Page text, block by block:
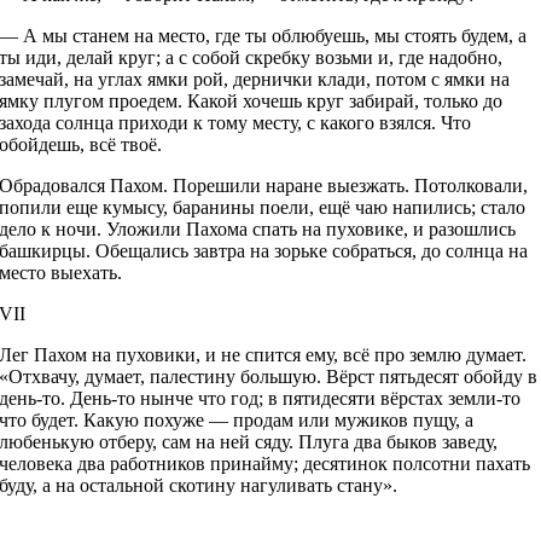
— А мы станем на место, где ты облюбуешь, мы стоять будем, а
ты иди, делай круг; а с собой скребку возьми и, где надобно,
замечай, на углах ямки рой, дернички клади, потом с ямки на
ямку плугом проедем. Какой хочешь круг забирай, только до
захода солнца приходи к тому месту, с какого взялся. Что
обойдешь, всё твоё.
Обрадовался Пахом. Порешили наране выезжать. Потолковали,
попили еще кумысу, баранины поели, ещё чаю напились; стало
дело к ночи. Уложили Пахома спать на пуховике, и разошлись
башкирцы. Обещались завтра на зорьке собраться, до солнца на
место выехать.
VII
Лег Пахом на пуховики, и не спится ему, всё про землю думает.
«Отхвачу, думает, палестину большую. Вёрст пятьдесят обойду в
день-то. День-то нынче что год; в пятидесяти вёрстах земли-то
что будет. Какую похуже — продам или мужиков пущу, а
любенькую отберу, сам на ней сяду. Плуга два быков заведу,
человека два работников принайму; десятинок полсотни пахать
буду, а на остальной скотину нагуливать стану».